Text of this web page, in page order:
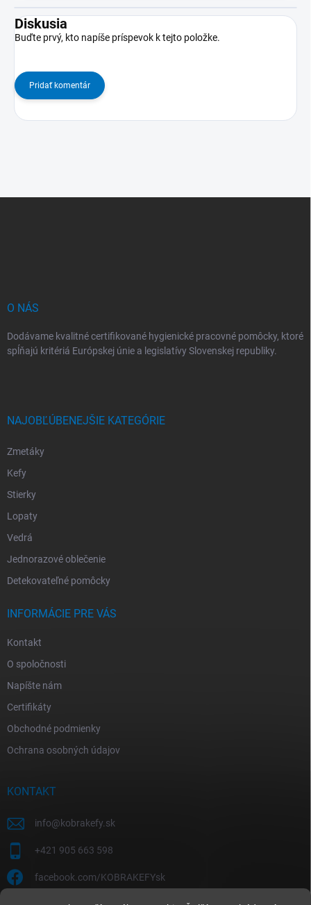
Diskusia
Buďte prvý, kto napíše príspevok k tejto položke.
Pridať komentár
O NÁS
Dodávame kvalitné certifikované hygienické pracovné pomôcky, ktoré
spĺňajú kritériá Európskej únie a legislatívy Slovenskej republiky.
NAJOBĽÚBENEJŠIE KATEGÓRIE
Zmetáky
Kefy
Stierky
Lopaty
Vedrá
Jednorazové oblečenie
Detekovateľné pomôcky
INFORMÁCIE PRE VÁS
Kontakt
O spoločnosti
Napíšte nám
Certifikáty
Obchodné podmienky
Ochrana osobných údajov
KONTAKT
info@kobrakefy.sk
+421 905 663 598
facebook.com/KOBRAKEFYsk